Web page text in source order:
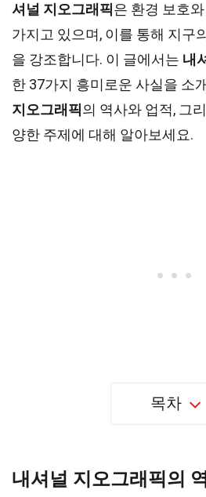
셔널 지오그래픽은 환경 보호
가지고 있으며, 이를 통해 지구
을 강조합니다. 이 글에서는 내
한 37가지 흥미로운 사실을 소
지오그래픽의 역사와 업적, 그
양한 주제에 대해 알아보세요.
목차
내셔널 지오그래픽의